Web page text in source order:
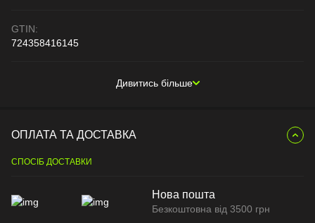
GTIN:
724358416145
Дивитись більше
ОПЛАТА ТА ДОСТАВКА
СПОСІБ ДОСТАВКИ
Нова пошта
Безкоштовна від 3500 грн